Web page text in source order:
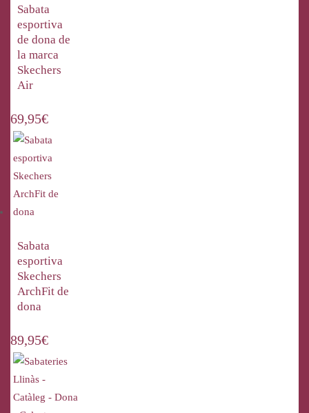
Sabata
esportiva
de dona de
la marca
Skechers
Air
69,95€
Sabata
esportiva
Skechers
ArchFit de
dona
89,95€